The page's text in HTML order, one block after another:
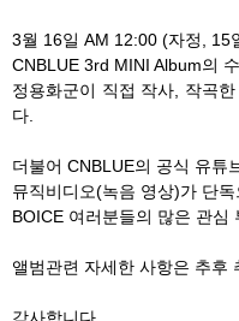
3월 16일 AM 12:00 (자정, 15
CNBLUE 3rd MINI Album의
정용화군이 직접 작사, 작곡
다.
더불어 CNBLUE의 공식 유튜
뮤직비디오(녹음 영상)가 단독
BOICE 여러분들의 많은 관심
앨범관련 자세한 사항은 추후